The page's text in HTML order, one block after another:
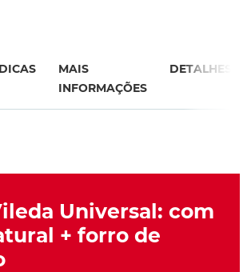
DICAS
MAIS
INFORMAÇÕES
DETALHES
Universal: com
+ forro de